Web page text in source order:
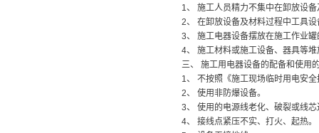
1、 施工人员精力不集中在卸放设
2、 在卸放设备及材料过程中工具
3、 施工电器设备摆放在施工作业
4、 施工材料或施工设备、器具等
三、 施工用电器设备的配备和使用
1、 不按照《施工现场临时用电安
2、 使用非防爆设备。
3、 使用的电源线老化、破裂或线芯
4、 接线点紧压不实、打火、起热。